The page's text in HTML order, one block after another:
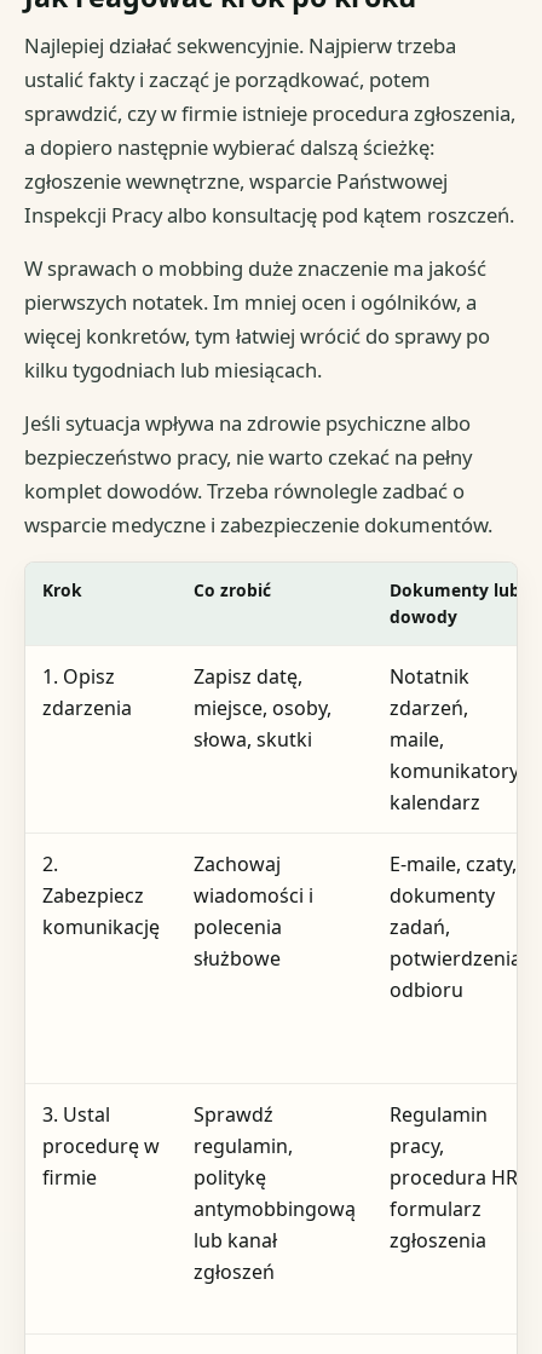
Najlepiej działać sekwencyjnie. Najpierw trzeba
ustalić fakty i zacząć je porządkować, potem
sprawdzić, czy w firmie istnieje procedura zgłoszenia,
a dopiero następnie wybierać dalszą ścieżkę:
zgłoszenie wewnętrzne, wsparcie Państwowej
Inspekcji Pracy albo konsultację pod kątem roszczeń.
W sprawach o mobbing duże znaczenie ma jakość
pierwszych notatek. Im mniej ocen i ogólników, a
więcej konkretów, tym łatwiej wrócić do sprawy po
kilku tygodniach lub miesiącach.
Jeśli sytuacja wpływa na zdrowie psychiczne albo
bezpieczeństwo pracy, nie warto czekać na pełny
komplet dowodów. Trzeba równolegle zadbać o
wsparcie medyczne i zabezpieczenie dokumentów.
Krok Co zrobić
Dokumenty lub
dowody
1. Opisz
zdarzenia
Zapisz datę,
miejsce, osoby,
słowa, skutki
Notatnik
zdarzeń,
maile,
komunikatory,
kalendarz
2.
Zabezpiecz
komunikację
Zachowaj
wiadomości i
polecenia
służbowe
E-maile, czaty,
dokumenty
zadań,
potwierdzenia
odbioru
3. Ustal
procedurę w
firmie
Sprawdź
regulamin,
politykę
antymobbingową
lub kanał
zgłoszeń
Regulamin
pracy,
procedura HR,
formularz
zgłoszenia